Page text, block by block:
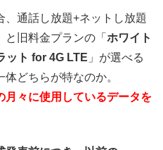
通話し放題+ネットし放題
と旧料金プランの「 ホワイト
ット for 4G LTE 」が選べる
どちらが特なのか。
月々に使用しているデータを